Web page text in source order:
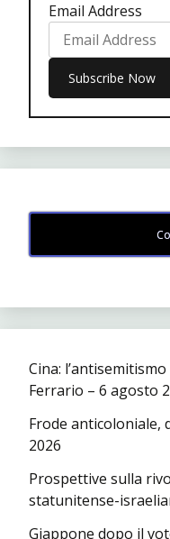
Email Address
Cina:
Ferrario – 6 agosto
Frode anticoloniale,
2026
Prospettive sulla
statunitense-
Giappone dopo il